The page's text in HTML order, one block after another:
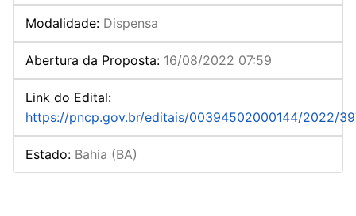
Modalidade: Dispensa
Abertura da Proposta: 16/08/2022 07:59
Link do Edital:
https://pncp.gov.br/editais/00394502000144/2022/
Estado: Bahia (BA)